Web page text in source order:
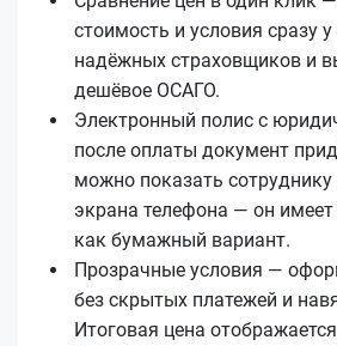
стоимость и условия сразу
надёжных страховщиков и
дешёвое ОСАГО.
Электронный полис с
после оплаты документ
можно показать
экрана телефона — он
как бумажный вариант.
Прозрачные условия —
без скрытых платежей и
Итоговая цена